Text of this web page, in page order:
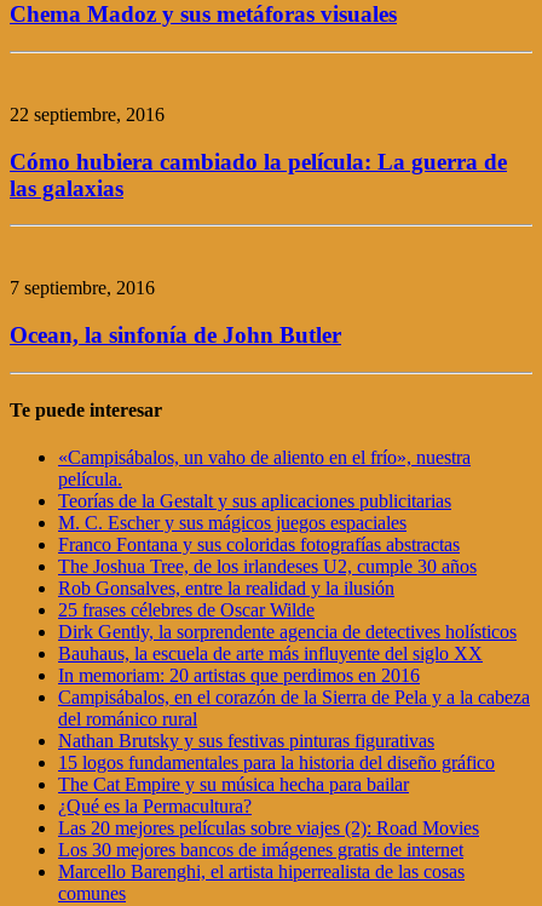
Chema Madoz y sus metáforas visuales
22 septiembre, 2016
Cómo hubiera cambiado la película: La guerra de
las galaxias
7 septiembre, 2016
Ocean, la sinfonía de John Butler
Te puede interesar
«Campisábalos, un vaho de aliento en el frío», nuestra
película.
Teorías de la Gestalt y sus aplicaciones publicitarias
M. C. Escher y sus mágicos juegos espaciales
Franco Fontana y sus coloridas fotografías abstractas
The Joshua Tree, de los irlandeses U2, cumple 30 años
Rob Gonsalves, entre la realidad y la ilusión
25 frases célebres de Oscar Wilde
Dirk Gently, la sorprendente agencia de detectives holísticos
Bauhaus, la escuela de arte más influyente del siglo XX
In memoriam: 20 artistas que perdimos en 2016
Campisábalos, en el corazón de la Sierra de Pela y a la cabeza
del románico rural
Nathan Brutsky y sus festivas pinturas figurativas
15 logos fundamentales para la historia del diseño gráfico
The Cat Empire y su música hecha para bailar
¿Qué es la Permacultura?
Las 20 mejores películas sobre viajes (2): Road Movies
Los 30 mejores bancos de imágenes gratis de internet
Marcello Barenghi, el artista hiperrealista de las cosas
comunes